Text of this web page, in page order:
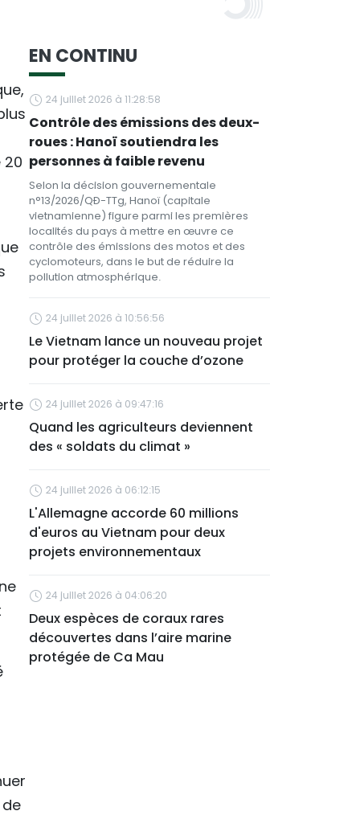
20
EN CONTINU
24 juillet 2026 à 11:28:58
Contrôle des émissions des deux-
roues : Hanoï soutiendra les
personnes à faible revenu
Selon la décision gouvernementale
n°13/2026/QĐ-TTg, Hanoï (capitale
vietnamienne) figure parmi les premières
localités du pays à mettre en œuvre ce
contrôle des émissions des motos et des
cyclomoteurs, dans le but de réduire la
pollution atmosphérique.
24 juillet 2026 à 10:56:56
Le Vietnam lance un nouveau projet
pour protéger la couche d’ozone
24 juillet 2026 à 09:47:16
Quand les agriculteurs deviennent
des « soldats du climat »
24 juillet 2026 à 06:12:15
L'Allemagne accorde 60 millions
d'euros au Vietnam pour deux
projets environnementaux
24 juillet 2026 à 04:06:20
Deux espèces de coraux rares
découvertes dans l’aire marine
protégée de Ca Mau